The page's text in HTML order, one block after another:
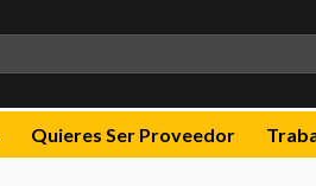
Quieres Ser Proveedor